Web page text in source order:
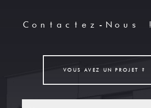
Contactez-Nous !
VOUS AVEZ UN PROJET ?